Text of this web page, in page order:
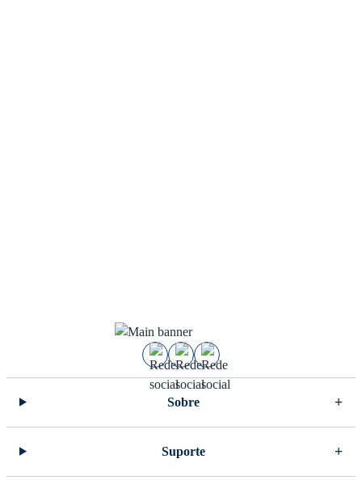
Sobre
Suporte